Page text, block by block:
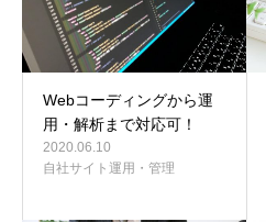
Webコーディングから運
用・解析まで対応可！
2020.06.10
自社サイト運用・管理